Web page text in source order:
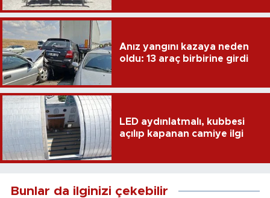
Anız yangını kazaya neden
oldu: 13 araç birbirine girdi
LED aydınlatmalı, kubbesi
açılıp kapanan camiye ilgi
Bunlar da ilginizi çekebilir